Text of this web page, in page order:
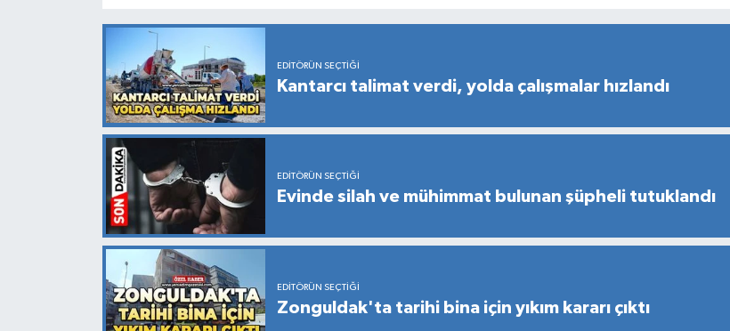
EDITÖRÜN SEÇTIĞI
Kantarcı talimat verdi, yolda çalışmalar hızlandı
EDITÖRÜN SEÇTIĞI
Evinde silah ve mühimmat bulunan şüpheli tutuklandı
EDITÖRÜN SEÇTIĞI
Zonguldak'ta tarihi bina için yıkım kararı çıktı